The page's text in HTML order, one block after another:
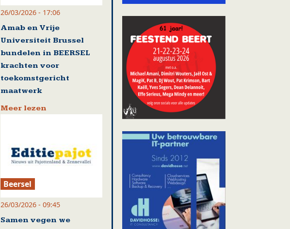
26/03/2026 - 17:06
Amab en Vrije
Universiteit Brussel
bundelen in BEERSEL
krachten voor
toekomstgericht
maatwerk
Meer lezen
Beersel
26/03/2026 - 09:45
Samen vegen we